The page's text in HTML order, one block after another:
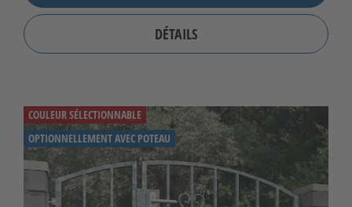
DÉTAILS
COULEUR SÉLECTIONNABLE
OPTIONNELLEMENT AVEC POTEAU